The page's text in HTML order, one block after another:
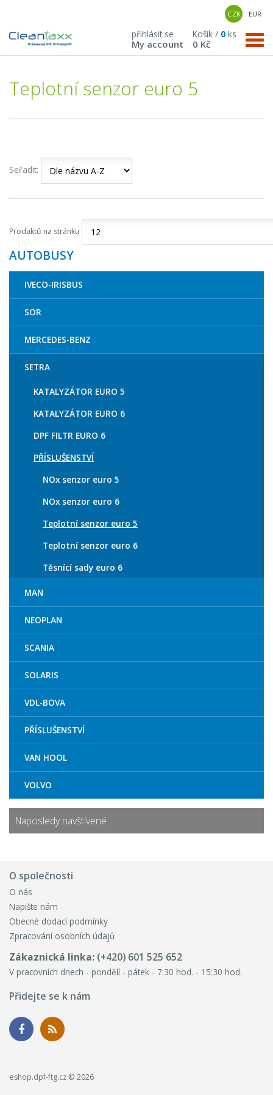
CZK EUR
přihlásit se
My account
Košík / 0 ks
0 Kč
Teplotní senzor euro 5
Seřadit:
Produktů na stránku
AUTOBUSY
IVECO-IRISBUS
SOR
MERCEDES-BENZ
SETRA
KATALYZÁTOR EURO 5
KATALYZÁTOR EURO 6
DPF FILTR EURO 6
PŘÍSLUŠENSTVÍ
NOx senzor euro 5
NOx senzor euro 6
Teplotní senzor euro 5
Teplotní senzor euro 6
Těsnící sady euro 6
MAN
NEOPLAN
SCANIA
SOLARIS
VDL-BOVA
PŘÍSLUŠENSTVÍ
VAN HOOL
VOLVO
Naposledy navštívené
O společnosti
O nás
Napište nám
Obecné dodací podmínky
Zpracování osobních údajů
Zákaznická linka: (+420) 601 525 652
V pracovních dnech - pondělí - pátek - 7:30 hod. - 15:30 hod.
Přidejte se k nám
eshop.dpf-ftg.cz © 2026